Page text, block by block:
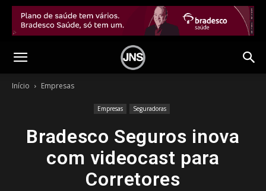
Início Empresas
Empresas Seguradoras
Bradesco Seguros inova
com videocast para
Corretores